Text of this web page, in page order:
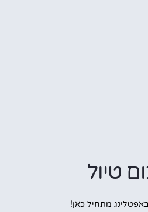
טיול
מתחיל כאן!